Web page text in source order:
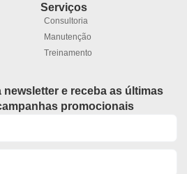
Serviços
Consultoria
Manutenção
Treinamento
e receba as últimas
promocionais